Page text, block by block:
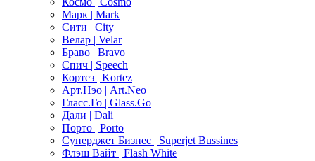
Марк | Mark
Сити | City
Велар | Velar
Браво | Bravo
Спич | Speech
Кортез | Kortez
Арт.Нэо | Art.Neo
Гласс.Го | Glass.Go
Дали | Dali
Порто | Porto
Суперджет Бизнес | Superjet Bussines
Флэш Вайт | Flash White